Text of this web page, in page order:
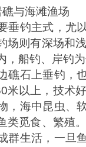
与海滩渔场
垂钓主式，尤
场则有深场和
，船钓、岸钓
礁石上垂钓，
米以上，技术
，海中昆虫、
类觅食、繁殖
群生活，一旦